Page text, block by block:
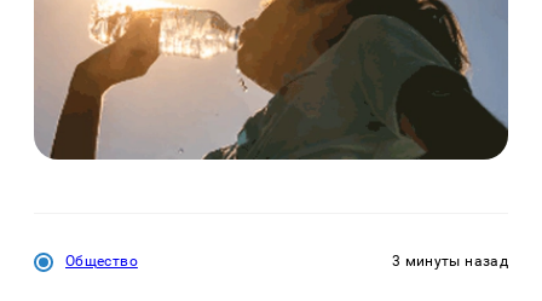
Общество 3 минуты назад